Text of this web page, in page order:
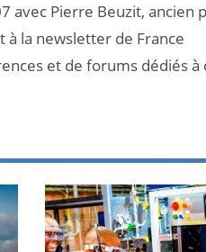
avec Pierre Beuzit, ancien
à la newsletter de France
et de forums dédiés à